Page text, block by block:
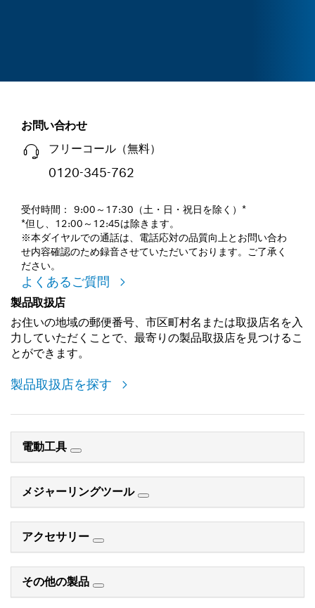
お問い合わせ
フリーコール（無料）
0120-345-762
受付時間： 9:00～17:30（土・日・祝日を除く）*
*但し、12:00～12:45は除きます。
※本ダイヤルでの通話は、電話応対の品質向上とお問い合わ
せ内容確認のため録音させていただいております。ご了承く
ださい。
よくあるご質問
製品取扱店
お住いの地域の郵便番号、市区町村名または取扱店名を入
力していただくことで、最寄りの製品取扱店を見つけるこ
とができます。
製品取扱店を探す
電動工具
メジャーリングツール
アクセサリー
その他の製品